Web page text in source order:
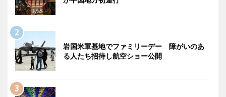
岩国米軍基地でファミリーデー 障がいのあ
る人たち招待し航空ショー公開